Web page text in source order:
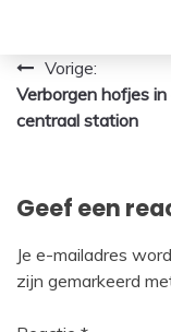
Bericht
navigatie
Vorige:
Verborgen hofjes
centraal station
Geef een
Je e-mailadres
zijn gemarkeerd